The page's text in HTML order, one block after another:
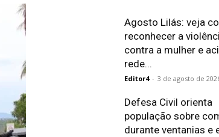
Agosto Lilás: veja
reconhecer a
contra a mulher e
rede...
Editor4 - 3 de agosto de
Defesa Civil orienta
população sobre
durante ventanias e